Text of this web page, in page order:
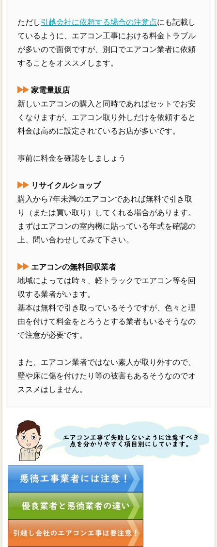
ただし引越会社に依頼する場合の注意点にも記載し
ているように、エアコン工事における料金トラブル
が多いので面倒ですが、別口でエアコン業者に依頼
することをオススメします。
家電量販店
新しいエアコンの購入と同時であればセットでお安
くなりますが、エアコン取り外しだけを依頼すると
料金は高めに設定されているお店が多いです。
事前に料金を確認をしましょう
リサイクルショップ
購入から7年未満のエアコンであれば無料で引き取
り（または買い取り）してくれる場合があります。
まずはエアコンの室内機に貼っている年式を確認の
上、問い合わせしてみて下さい。
エアコンの無料回収業者
地域によっては時々、軽トラックでエアコン等を回
収する業者がいます。
基本は無料で引き取っているそうですが、色々と理
由を付けて料金をとろうとする業者もいるそうなの
で注意が必要です。
また、エアコン業者ではない素人が取り外すので、
壁や床に傷を付けたり等の被害もあるそうなのでオ
ススメはしません。